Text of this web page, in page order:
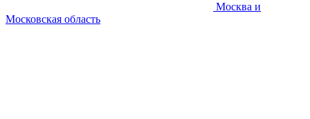
Москва и
Московская область